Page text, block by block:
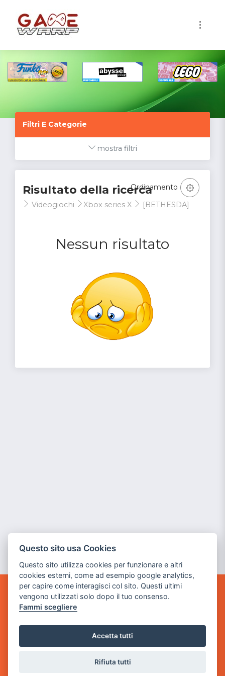
Filtri E Categorie
mostra filtri
Risultato della ricerca
Videogiochi Xbox series X [BETHESDA]
Nessun risultato
Ordinamento
GAME WARP
BY POWER GAME SRL
via Villaggio dei Platani, 3
Questo sito usa Cookies
Questo sito utilizza cookies per funzionare e altri
cookies esterni, come ad esempio google analytics,
per capire come interagisci col sito. Questi ultimi
vengono utilizzati solo dopo il tuo consenso.
Fammi scegliere
Accetta tutti
Rifiuta tutti